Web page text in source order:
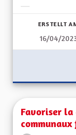
ERSTELLT
16/04/
Favoriser la